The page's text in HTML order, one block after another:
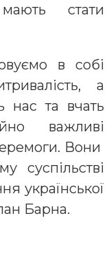
стати
в собі
а
нас та вчать
важливі
Вони
суспільстві
української
Барна.